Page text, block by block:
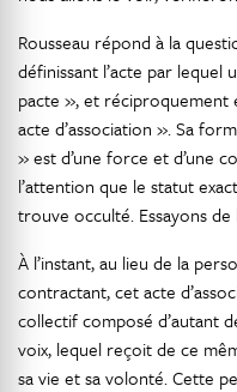
Rousseau répond à la
définissant l’acte par
pacte », et réciproquement
acte d’association ». Sa
» est d’une force et d’une
l’attention que le statut
trouve occulté. Essayons
À l’instant, au lieu de la
contractant, cet acte
collectif composé d’autant
voix, lequel reçoit de ce
sa vie et sa volonté. Cette